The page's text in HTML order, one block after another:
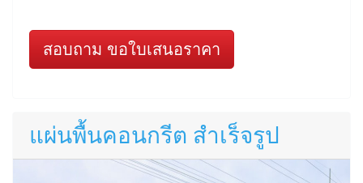
สอบถาม ขอใบเสนอราคา
แผ่นพื้นคอนกรีต สำเร็จรูป